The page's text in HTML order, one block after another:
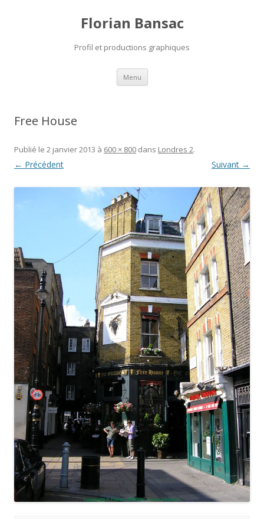
Florian Bansac
Profil et productions graphiques
Menu Aller
contenu
Free House
Publié le 2 janvier 2013 à 600 × 800 dans Londres 2.
← Précédent Suivant →